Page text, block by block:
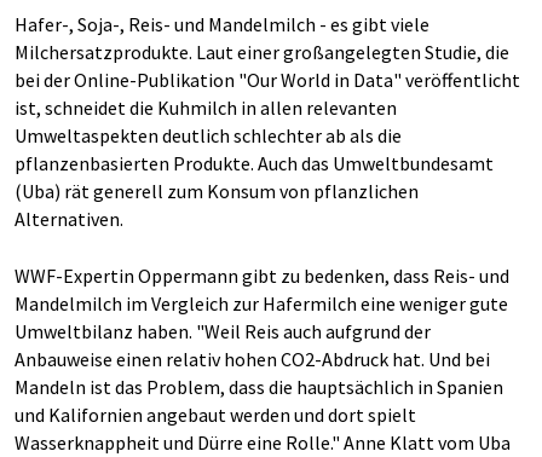
Hafer-, Soja-, Reis- und Mandelmilch - es gibt viele
Milchersatzprodukte. Laut einer großangelegten Studie, die
bei der Online-Publikation "Our World in Data" veröffentlicht
ist, schneidet die Kuhmilch in allen relevanten
Umweltaspekten deutlich schlechter ab als die
pflanzenbasierten Produkte. Auch das Umweltbundesamt
(Uba) rät generell zum Konsum von pflanzlichen
Alternativen.
WWF-Expertin Oppermann gibt zu bedenken, dass Reis- und
Mandelmilch im Vergleich zur Hafermilch eine weniger gute
Umweltbilanz haben. "Weil Reis auch aufgrund der
Anbauweise einen relativ hohen CO2-Abdruck hat. Und bei
Mandeln ist das Problem, dass die hauptsächlich in Spanien
und Kalifornien angebaut werden und dort spielt
Wasserknappheit und Dürre eine Rolle." Anne Klatt vom Uba